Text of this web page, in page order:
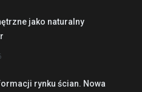
jako naturalny
rynku ścian. Nowa